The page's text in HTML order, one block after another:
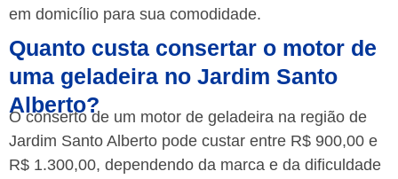
em domicílio para sua comodidade.
Quanto custa consertar o motor de
uma geladeira no Jardim Santo
Alberto?
O conserto de um motor de geladeira na região de
Jardim Santo Alberto pode custar entre R$ 900,00 e
R$ 1.300,00, dependendo da marca e da dificuldade